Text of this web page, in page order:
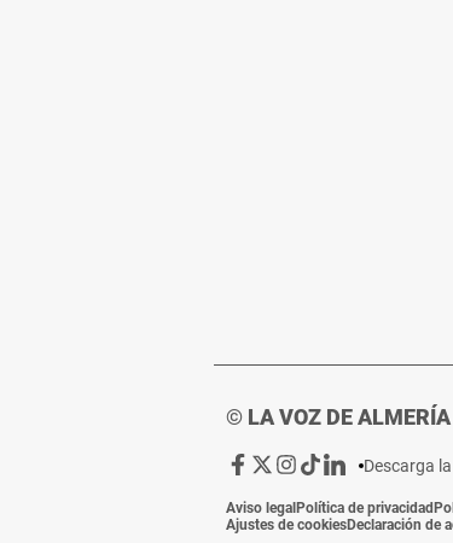
© LA VOZ DE
Ir
Facebook
Ir
X
Ir
Instagram
Ir
TikTok
Ir
Linkedin
Descarga
Aviso legalPolítica de privacidad
Ajustes de cookiesDeclaración de